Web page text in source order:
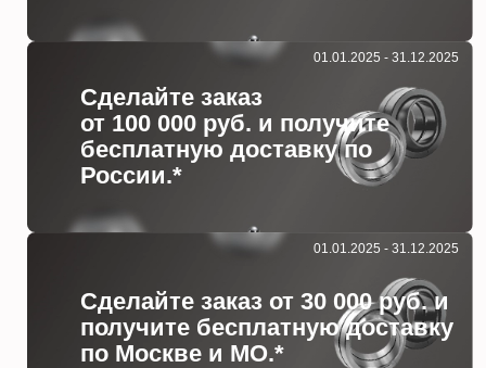
Сделайте заказ
от 100 000 руб. и получите
бесплатную доставку по
России.*
01.01.2025 - 31.12.2025
Сделайте заказ от 30 000 руб. и
получите бесплатную доставку
по Москве и МО.*
01.01.2025 - 31.12.2025